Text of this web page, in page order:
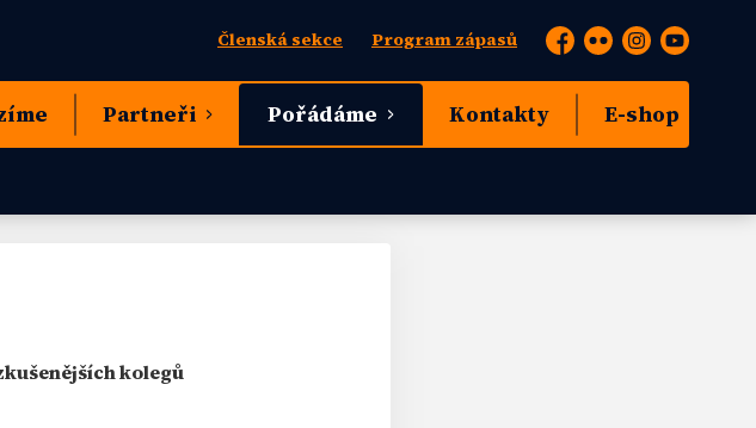
Členská sekce Program zápasů Facebook
FlickrInstagram
YouTube
Partneři Pořádáme Kontakty E-shop
kolegů